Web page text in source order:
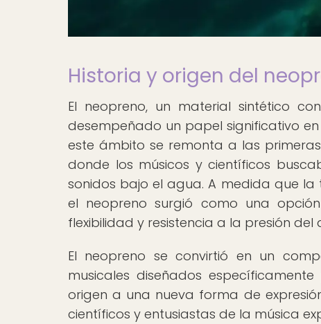
Historia y origen del
El neopreno, un material sintético
desempeñado un papel significativo
este ámbito se remonta a las
donde los músicos y científicos
sonidos bajo el agua. A medida que
el neopreno surgió como una
flexibilidad y resistencia a la presión
El neopreno se convirtió en un
musicales diseñados
origen a una nueva forma de
científicos y entusiastas de la música